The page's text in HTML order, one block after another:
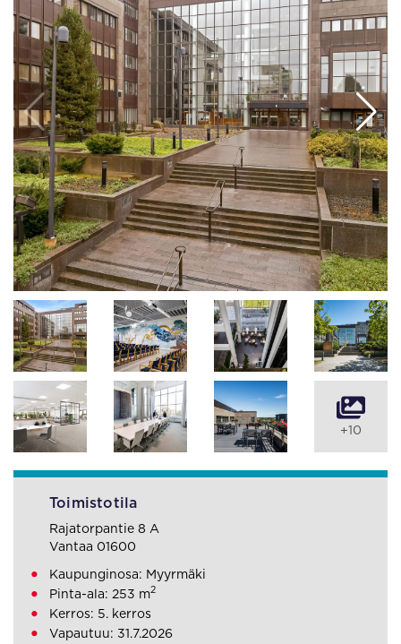
+10
Toimistotila
Rajatorpantie 8 A
Vantaa 01600
Kaupunginosa: Myyrmäki
Pinta-ala: 253 m2
Kerros: 5. kerros
Vapautuu: 31.7.2026